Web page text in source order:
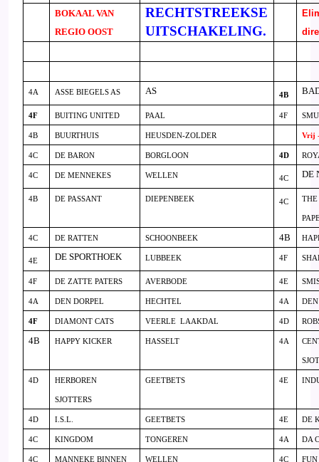
BOKAAL VAN
REGIO OOST
RECHTSTREEKSE
UITSCHAKELING.
4A ASSE BIEGELS AS AS 4B
4F BUITING UNITED PAAL 4F
4B BUURTHUIS HEUSDEN-ZOLDER Vrij
4C DE BARON BORGLOON 4D
4C DE MENNEKES WELLEN 4C DE
4B DE PASSANT DIEPENBEEK 4C
4C DE RATTEN SCHOONBEEK 4B
4E DE SPORTHOEK LUBBEEK 4F
4F DE ZATTE PATERS AVERBODE 4E
4A DEN DORPEL HECHTEL 4A
4F DIAMONT CATS VEERLE LAAKDAL 4D
4B HAPPY KICKER HASSELT 4A
4D HERBOREN
SJOTTERS
GEETBETS 4E
4D I.S.L. GEETBETS 4E DE
4C KINGDOM TONGEREN 4A DA
4C MANNEKE BINNEN WELLEN 4C